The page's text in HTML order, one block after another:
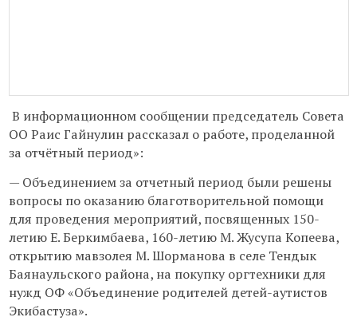
В информационном сообщении председатель Совета
ОО Раис Гайнулин рассказал о работе, проделанной
за отчётный период»:
— Объединением за отчетный период были решены
вопросы по оказанию благотворительной помощи
для проведения мероприятий, посвященных 150-
летию Е. Беркимбаева, 160-летию М. Жусупа Копеева,
открытию мавзолея М. Шорманова в селе Тендык
Баянаульского района, на покупку оргтехники для
нужд ОФ «Объединение родителей детей-аутистов
Экибастуза».